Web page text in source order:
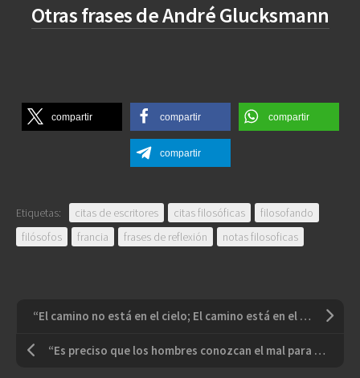
Otras frases de André Glucksmann
compartir compartir compartir
compartir
Etiquetas: citas de escritores citas filosóficas
filosofando
filósofos
francia frases de reflexión notas filosoficas
“El camino no está en el cielo; El camino está en el corazón”
“Es preciso que los hombres conozcan el mal para poder evitarlo y entregarse a la práctica del bien”